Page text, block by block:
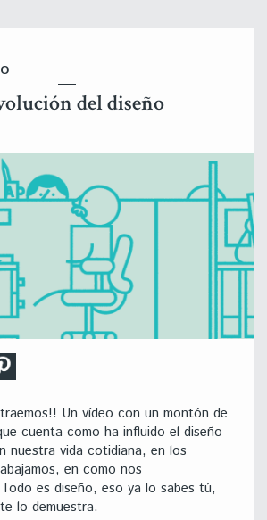
del diseño
Un vídeo con un montón de
cuenta como ha influido el diseño
nuestra vida cotidiana, en los
en como nos
es diseño, eso ya lo sabes tú,
lo demuestra.